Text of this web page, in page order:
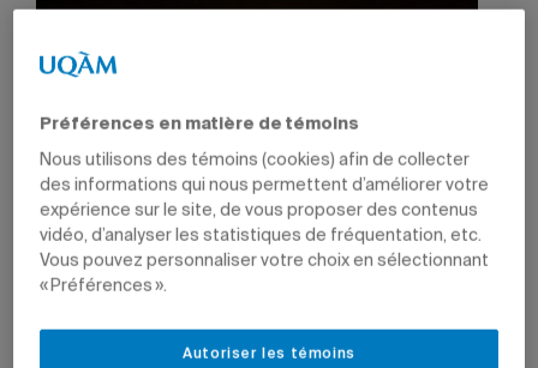
Préférences en matière de témoins
Nous utilisons des témoins (cookies) afin de collecter
des informations qui nous permettent d’améliorer votre
expérience sur le site, de vous proposer des contenus
vidéo, d’analyser les statistiques de fréquentation, etc.
Vous pouvez personnaliser votre choix en sélectionnant
« Préférences ».
Autoriser les témoins